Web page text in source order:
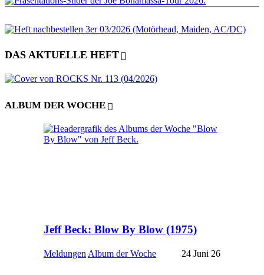
DAS AKTUELLE HEFT
ALBUM DER WOCHE
Jeff Beck: Blow By Blow (1975)
Meldungen Album der Woche 24 Juni 26